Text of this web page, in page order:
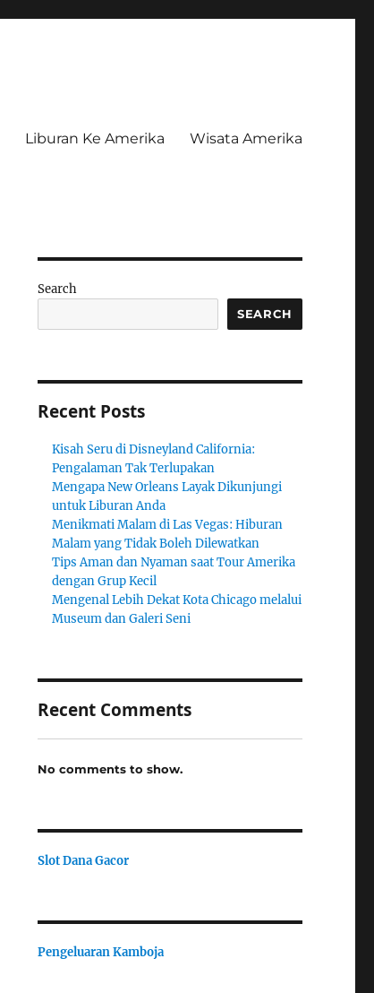
Liburan Ke Amerika Wisata Amerika
Search
SEARCH
Recent Posts
Kisah Seru di Disneyland California:
Pengalaman Tak Terlupakan
Mengapa New Orleans Layak Dikunjungi
untuk Liburan Anda
Menikmati Malam di Las Vegas: Hiburan
Malam yang Tidak Boleh Dilewatkan
Tips Aman dan Nyaman saat Tour Amerika
dengan Grup Kecil
Mengenal Lebih Dekat Kota Chicago melalui
Museum dan Galeri Seni
Recent Comments
No comments to show.
Slot Dana Gacor
Pengeluaran Kamboja